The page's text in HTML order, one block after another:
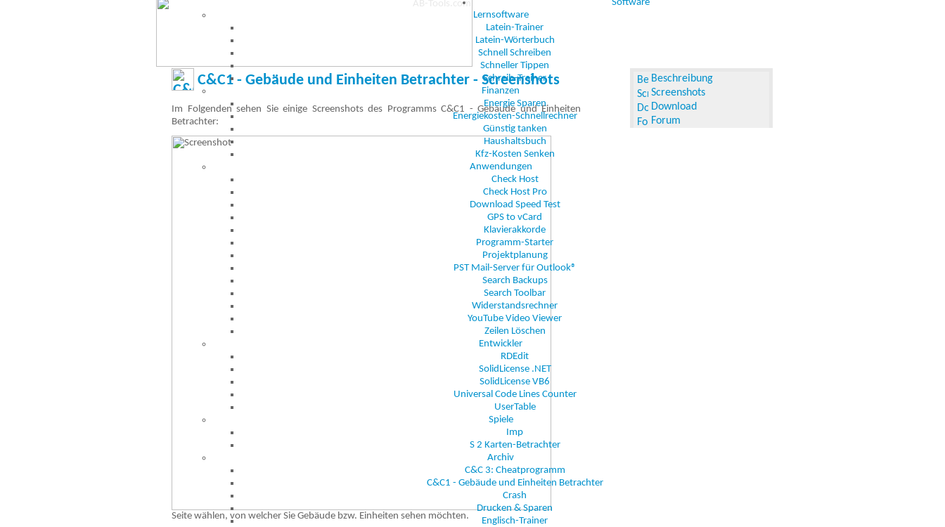
Software
Lernsoftware
Latein-Trainer
Latein-Wörterbuch
Schnell Schreiben
Schneller Tippen
Schreib-Trainer
Finanzen
Energie Sparen
Energiekosten-Schnellrechner
Günstig tanken
Haushaltsbuch
Kfz-Kosten Senken
Anwendungen
Check Host
Check Host Pro
Download Speed Test
GPS to vCard
Klavierakkorde
Programm-Starter
Projektplanung
PST Mail-Server für Outlook®
Search Backups
Search Toolbar
Widerstandsrechner
YouTube Video Viewer
Zeilen Löschen
Entwickler
RDEdit
SolidLicense .NET
SolidLicense VB6
Universal Code Lines Counter
UserTable
Spiele
Imp
S 2 Karten-Betrachter
Archiv
C&C 3: Cheatprogramm
C&C1 - Gebäude und Einheiten Betrachter
Crash
Drucken & Sparen
Englisch-Trainer
C&C1 - Gebäude und Einheiten Betrachter - Screenshots
Im Folgenden sehen Sie einige Screenshots des Programms C&C1 - Gebäude und Einheiten
Betrachter:
Seite wählen, von welcher Sie Gebäude bzw. Einheiten sehen möchten.
Beschreibung
Screenshots
Download
Forum